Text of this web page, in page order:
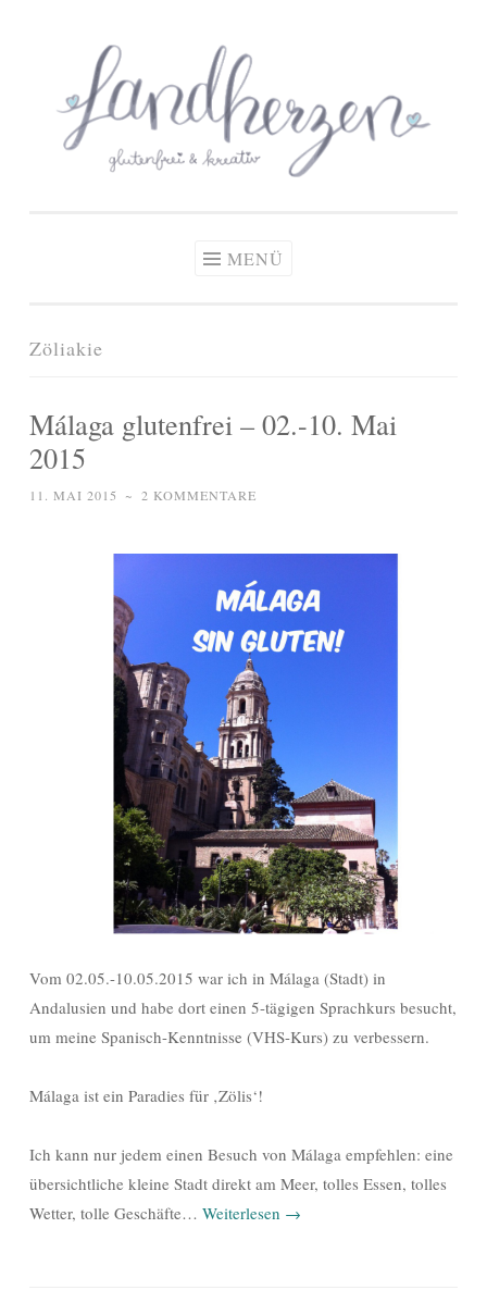
springen
Zöliakie, glutenfreie Ernährung
MENÜ
Zöliakie
Málaga glutenfrei – 02.-10. Mai
2015
11. MAI 2015 ~ 2 KOMMENTARE
Vom 02.05.-10.05.2015 war ich in Málaga (Stadt) in
Andalusien und habe dort einen 5-tägigen Sprachkurs besucht,
um meine Spanisch-Kenntnisse (VHS-Kurs) zu verbessern.
Málaga ist ein Paradies für ‚Zölis‘!
Ich kann nur jedem einen Besuch von Málaga empfehlen: eine
übersichtliche kleine Stadt direkt am Meer, tolles Essen, tolles
Wetter, tolle Geschäfte… Weiterlesen →